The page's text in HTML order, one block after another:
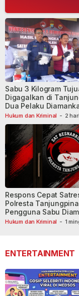
Hukum dan Kriminal - 2
Sabu 3 Kilogram
Digagalkan di
Dua Pelaku
Hukum dan Kriminal - 1
Respons Cepat
Polresta
Pengguna Sabu
Usai Dilaporkan ke
ENTERTAINMENT